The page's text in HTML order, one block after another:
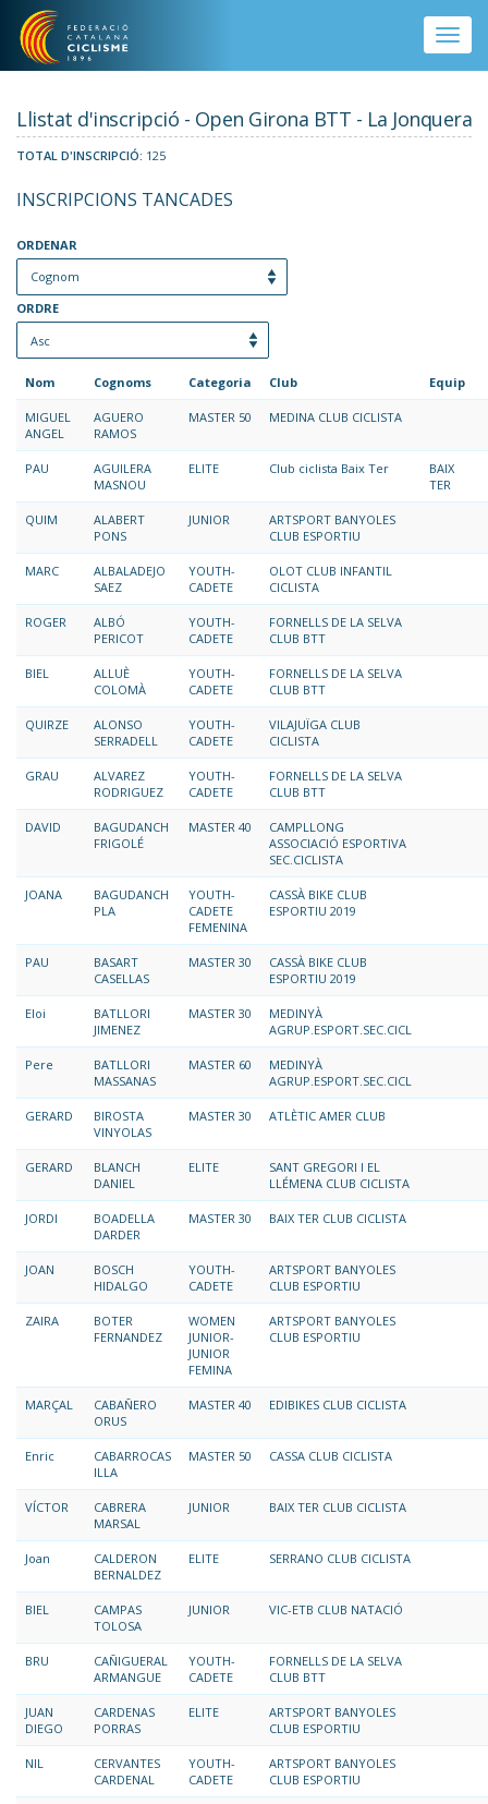
Vés al contingut
Toggle
Llistat d'inscripció - Open Girona BTT - La Jonquera
TOTAL D'INSCRIPCIÓ: 125
INSCRIPCIONS TANCADES
ORDENAR
ORDRE
Nom Cognoms Categoria Club Equip
MIGUEL
ANGEL
AGUERO
RAMOS
MASTER 50 MEDINA CLUB CICLISTA
PAU
AGUILERA
MASNOU
ELITE Club ciclista Baix Ter
BAIX
TER
QUIM
ALABERT
PONS
JUNIOR
ARTSPORT BANYOLES
CLUB ESPORTIU
MARC
ALBALADEJO
SAEZ
YOUTH-
CADETE
OLOT CLUB INFANTIL
CICLISTA
ROGER
ALBÓ
PERICOT
YOUTH-
CADETE
FORNELLS DE LA SELVA
CLUB BTT
BIEL
ALLUÈ
COLOMÀ
YOUTH-
CADETE
FORNELLS DE LA SELVA
CLUB BTT
QUIRZE
ALONSO
SERRADELL
YOUTH-
CADETE
VILAJUÏGA CLUB
CICLISTA
GRAU
ALVAREZ
RODRIGUEZ
YOUTH-
CADETE
FORNELLS DE LA SELVA
CLUB BTT
DAVID
BAGUDANCH
FRIGOLÉ
MASTER 40
CAMPLLONG
ASSOCIACIÓ ESPORTIVA
SEC.CICLISTA
JOANA
BAGUDANCH
PLA
YOUTH-
CADETE
FEMENINA
CASSÀ BIKE CLUB
ESPORTIU 2019
PAU
BASART
CASELLAS
MASTER 30
CASSÀ BIKE CLUB
ESPORTIU 2019
Eloi
BATLLORI
JIMENEZ
MASTER 30
MEDINYÀ
AGRUP.ESPORT.SEC.CICL
Pere
BATLLORI
MASSANAS
MASTER 60
MEDINYÀ
AGRUP.ESPORT.SEC.CICL
GERARD
BIROSTA
VINYOLAS
MASTER 30 ATLÈTIC AMER CLUB
GERARD
BLANCH
DANIEL
ELITE
SANT GREGORI I EL
LLÉMENA CLUB CICLISTA
JORDI
BOADELLA
DARDER
MASTER 30 BAIX TER CLUB CICLISTA
JOAN
BOSCH
HIDALGO
YOUTH-
CADETE
ARTSPORT BANYOLES
CLUB ESPORTIU
ZAIRA
BOTER
FERNANDEZ
WOMEN
JUNIOR-
JUNIOR
FEMINA
ARTSPORT BANYOLES
CLUB ESPORTIU
MARÇAL
CABAÑERO
ORUS
MASTER 40 EDIBIKES CLUB CICLISTA
Enric
CABARROCAS
ILLA
MASTER 50 CASSA CLUB CICLISTA
VÍCTOR
CABRERA
MARSAL
JUNIOR BAIX TER CLUB CICLISTA
Joan
CALDERON
BERNALDEZ
ELITE SERRANO CLUB CICLISTA
BIEL
CAMPAS
TOLOSA
JUNIOR VIC-ETB CLUB NATACIÓ
BRU
CAÑIGUERAL
ARMANGUE
YOUTH-
CADETE
FORNELLS DE LA SELVA
CLUB BTT
JUAN
DIEGO
CARDENAS
PORRAS
ELITE
ARTSPORT BANYOLES
CLUB ESPORTIU
NIL
CERVANTES
CARDENAL
YOUTH-
CADETE
ARTSPORT BANYOLES
CLUB ESPORTIU